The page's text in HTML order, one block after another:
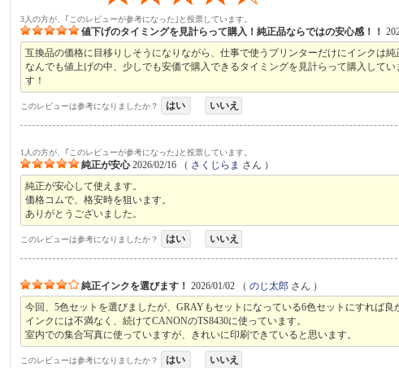
3人の方が、｢このレビューが参考になった｣と投票しています。
値下げのタイミングを見計らって購入！純正品ならではの安心感！！
互換品の価格に目移りしそうになりながら、仕事で使うプリンターだけにインクは
なんでも値上げの中、少しでも安価で購入できるタイミングを見計らって購入して
す！
このレビューは参考になりましたか？ はい いいえ
1人の方が、｢このレビューが参考になった｣と投票しています。
純正が安心 2026/02/16 （ さくじらま さん ）
純正が安心して使えます。
価格コムで、格安時を狙います。
ありがとうございました。
このレビューは参考になりましたか？ はい いいえ
純正インクを選びます！ 2026/01/02 （のじ太郎 さん ）
今回、5色セットを選びましたが、GRAYもセットになっている6色セットにすれば良
インクには不満なく、続けてCANONのTS8430に使っています。
室内での集合写真に使っていますが、きれいに印刷できていると思います。
このレビューは参考になりましたか？ はい いいえ